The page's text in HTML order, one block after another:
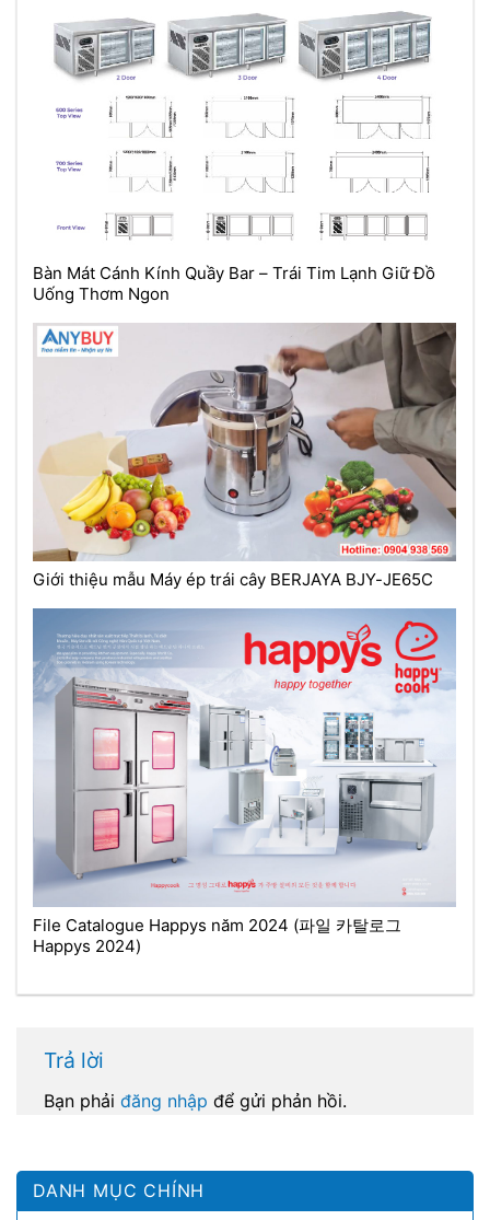
Bàn Mát Cánh Kính Quầy Bar – Trái Tim Lạnh Giữ Đồ
Uống Thơm Ngon
Giới thiệu mẫu Máy ép trái cây BERJAYA BJY-JE65C
File Catalogue Happys năm 2024 (파일 카탈로그
Happys 2024)
Trả lời
Bạn phải đăng nhập để gửi phản hồi.
DANH MỤC CHÍNH